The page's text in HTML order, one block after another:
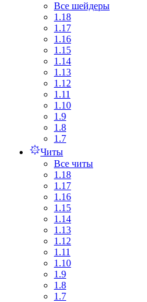
Все шейдеры
1.18
1.17
1.16
1.15
1.14
1.13
1.12
1.11
1.10
1.9
1.8
1.7
Читы
Все читы
1.18
1.17
1.16
1.15
1.14
1.13
1.12
1.11
1.10
1.9
1.8
1.7